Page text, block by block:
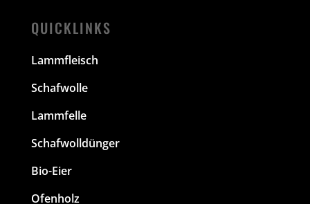
QUICKLINKS
Lammfleisch
Schafwolle
Lammfelle
Schafwolldünger
Bio-Eier
Ofenholz